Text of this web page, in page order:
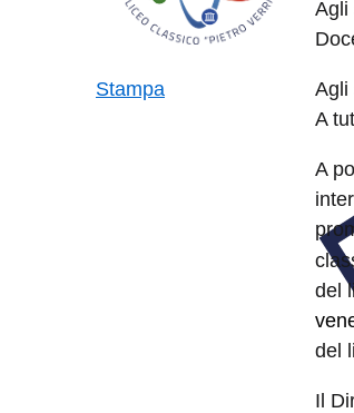
Agli
Stampa
Agli
A
A
del
del
Il